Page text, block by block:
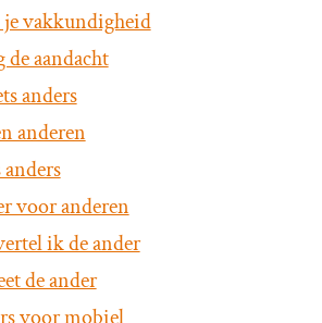
vakkundigheid
de aandacht
anders
anderen
voor anderen
ik de ander
de ander